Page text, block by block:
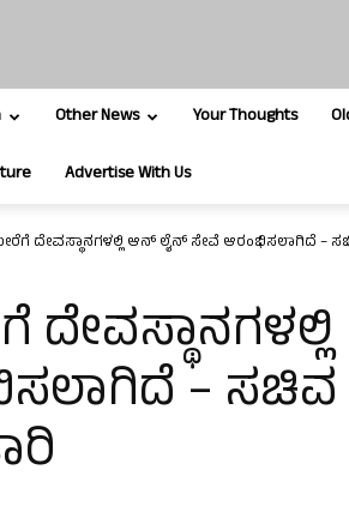
Other News Your Thoughts
Advertise With Us
ದೇವಸ್ಥಾನಗಳಲ್ಲಿ ಆನ್ ಲೈನ್ ಸೇವೆ ಆರಂಭಿಸಲಾಗಿದೆ –
– ಸಚಿವ